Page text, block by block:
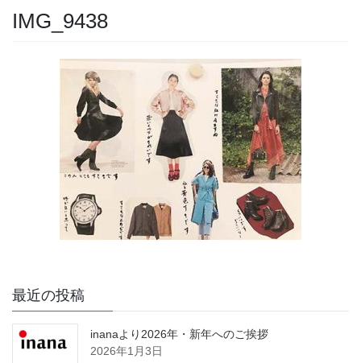
IMG_9438
最近の投稿
inanaより2026年・新年へのご挨拶
2026年1月3日